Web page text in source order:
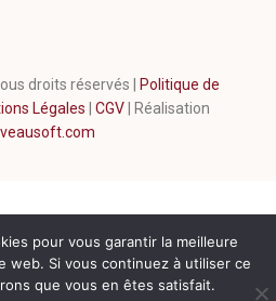
droits réservés |
Politique de
Légales CGV
| Réalisation
pour vous garantir la meilleure
web. Si vous continuez à utiliser ce
que vous en êtes satisfait.